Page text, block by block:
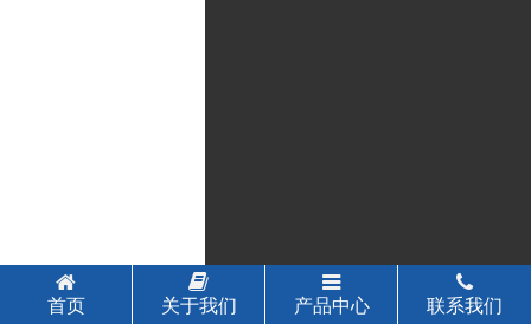
首页 关于我们 产品中心 联系我们